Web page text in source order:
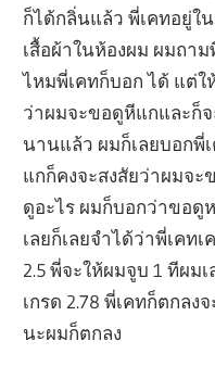
ก็ได้กลิ่นแล้ว พี่เคทอยู่
เสื้อผ้าในห้องผม ผมถา
ไหมพี่เคทก็บอก ได้ แต่ใ
ว่าผมจะขอดูหีแกและก็
นานแล้ว ผมก็เลยบอกพี่
แกก็คงจะสงสัยว่าผมจะ
ดูอะไร ผมก็บอกว่าขอดู
เลยก็เลยจำได้ว่าพี่เคท
2.5 พี่จะให้ผมจูบ 1 ทีผม
เกรด 2.78 พี่เคทก็ตกล
นะผมก็ตกลง